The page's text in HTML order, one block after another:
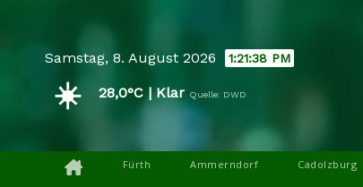
contentSamstag, 8. August 2026 1:21:39 PM
☀️ 28,0°C | Klar Quelle: DWD
Fürth Ammerndorf Cadolzburg